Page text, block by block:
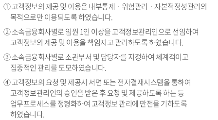
① 고객정보의 제공 및 이용은 내부통제ᆞ위험관리ᆞ자본적정성관리의
목적으로만 이용되도록 하였습니다.
② 소속금융회사별로 임원 1인 이상을 고객정보관리인으로 선임하여
고객정보의 제공 및 이용을 책임지고 관리하도록 하였습니다.
③ 소속금융회사별로 소관부서 및 담당자를 지정하여 체계적이고
집중적인 관리를 도모하였습니다.
④ 고객정보의 요청 및 제공시 서면 또는 전자결재시스템을 통하여
고객정보관리인의 승인을 받은 후 요청 및 제공하도록 하는 등
업무프로세스를 정형화하여 고객정보 관리에 만전을 기하도록
하였습니다.